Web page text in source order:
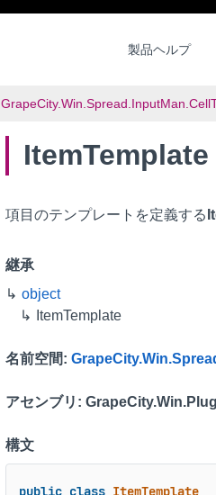
製品ヘルプ
ItemTemplate
項目のテンプレートを定義する
継承
object
ItemTemplate
名前空間:
アセンブリ :
構文
public class ItemTemplate